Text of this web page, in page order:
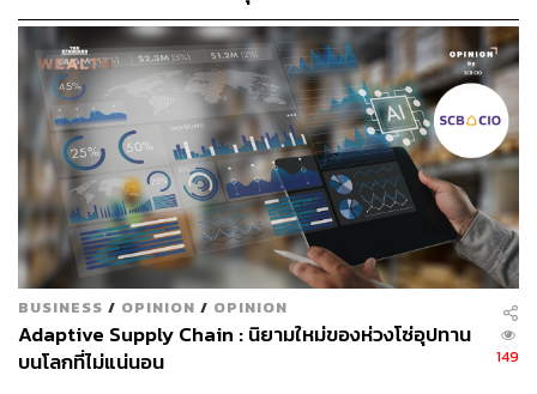
ข้อมูลสรุปที่ซับซ้อนในไม่ช้า
ดูเผินๆ Bard และ Bing ดูคล้ายกันมากเมื่อมองจากภายนอก
ส่วนเรื่องประสิทธิภาพยังเป็นเรื่องที่ต้องทดสอบต่อไป เพราะ
ทั้งคู่ยังไม่ได้เปิดให้คนทั่วไปได้ทดลอง
การที่ Microsoft ทุ่มเงินจำนวนมากให้กับ AI ตลอดจนการเปิด
ตัว Bing เวอร์ชันใหม่ ทำให้หลายคนอาจมองว่าจะเข้ามา
กดดันยักษ์ใหญ่อย่าง Google และเป็นคู่แข่งตัวฉกาจที่ต้อง
ระวังหรือไม่
แต่ในความเป็นจริงแล้ว Google อาจไม่ได้สะเทือนมากนัก
เพราะเป็นเสิร์ชเอนจินที่มีคนใช้มากที่สุดในโลกด้วยส่วยแบ่ง
BUSINESS / OPINION / OPINION
Adaptive Supply Chain : นิยามใหม่ของห่วงโซ่อุปทาน
บนโลกที่ไม่แน่นอน
149